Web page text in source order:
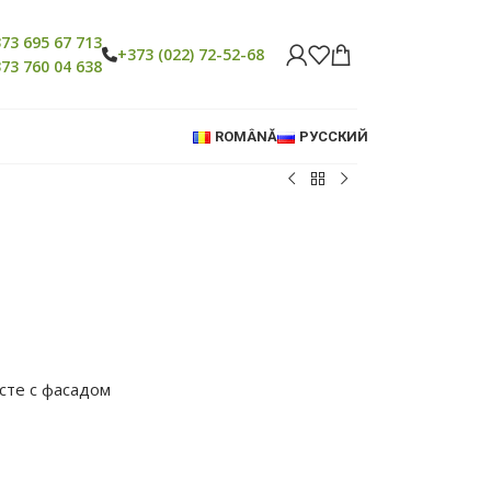
695 67 713
760 04 638
+373 (022) 72-52-68
ROMÂNĂ РУССКИЙ
с фасадом